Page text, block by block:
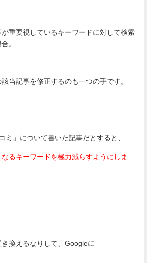
重要視しているキーワードに対して検索
。
当記事を修正するのも一つの手です。
ミ」について書いた記事だとすると、
るキーワードを極力減らすようにしま
換えるなりして、Googleに